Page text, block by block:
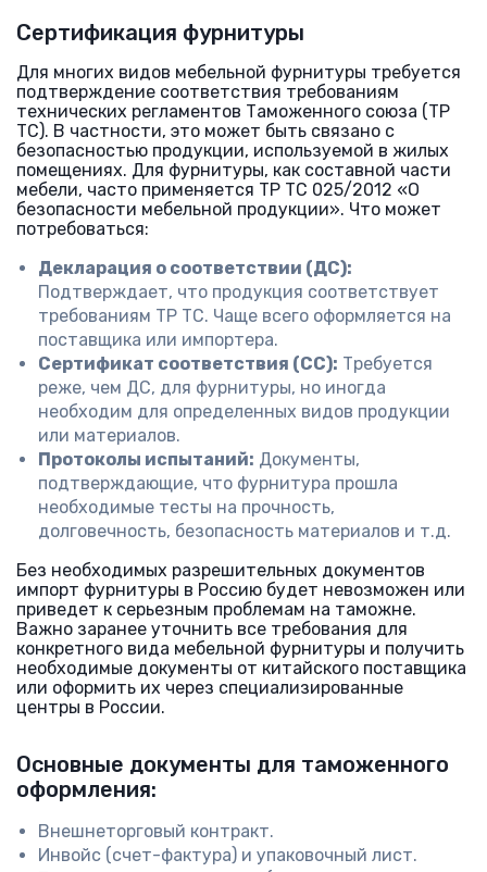
Сертификация фурнитуры
Для многих видов мебельной фурнитуры требуется
подтверждение соответствия требованиям
технических регламентов Таможенного союза (ТР
ТС). В частности, это может быть связано с
безопасностью продукции, используемой в жилых
помещениях. Для фурнитуры, как составной части
мебели, часто применяется ТР ТС 025/2012 «О
безопасности мебельной продукции». Что может
потребоваться:
Декларация о соответствии (ДС):
Подтверждает, что продукция соответствует
требованиям ТР ТС. Чаще всего оформляется на
поставщика или импортера.
Сертификат соответствия (СС): Требуется
реже, чем ДС, для фурнитуры, но иногда
необходим для определенных видов продукции
или материалов.
Протоколы испытаний: Документы,
подтверждающие, что фурнитура прошла
необходимые тесты на прочность,
долговечность, безопасность материалов и т.д.
Без необходимых разрешительных документов
импорт фурнитуры в Россию будет невозможен или
приведет к серьезным проблемам на таможне.
Важно заранее уточнить все требования для
конкретного вида мебельной фурнитуры и получить
необходимые документы от китайского поставщика
или оформить их через специализированные
центры в России.
Основные документы для таможенного
оформления:
Внешнеторговый контракт.
Инвойс (счет-фактура) и упаковочный лист.